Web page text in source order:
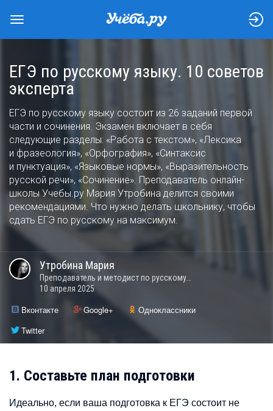
ЕГЭ по русскому языку. 10 советов
эксперта
ЕГЭ по русскому языку состоит из 26 заданий первой
части и сочинения. Экзамен включает в себя
следующие разделы: «Работа с текстом», «Лексика
и фразеология», «Орфография», «Синтаксис
и пунктуация», «Языковые нормы», «Выразительность
русской речи», «Сочинение». Преподаватель онлайн-
школы Учебы.ру Мария Утробина делится своими
рекомендациями. Что нужно делать школьнику, чтобы
сдать ЕГЭ по русскому на максимум.
Утробина Мария
Преподаватель и методист по русскому…
10 апреля 2025
Вконтакте Google+
Одноклассники
Twitter
1. Составьте план подготовки
Идеально, если ваша подготовка к ЕГЭ состоит не